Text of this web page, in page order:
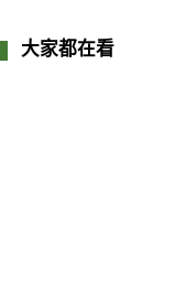
大家都在看